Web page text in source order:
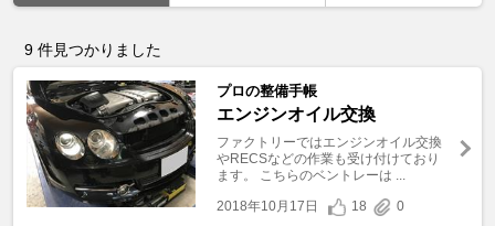
9 件見つかりました
プロの整備手帳
エンジンオイル交換
ファクトリーではエンジンオイル交換
やRECSなどの作業も受け付けており
ます。 こちらのベントレーは ...
2018年10月17日
18 0